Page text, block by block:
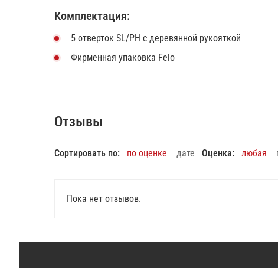
Комплектация:
5 отверток SL/PH с деревянной рукояткой
Фирменная упаковка Felo
Отзывы
Сортировать по: по оценке дате Оценка: любая
Пока нет отзывов.